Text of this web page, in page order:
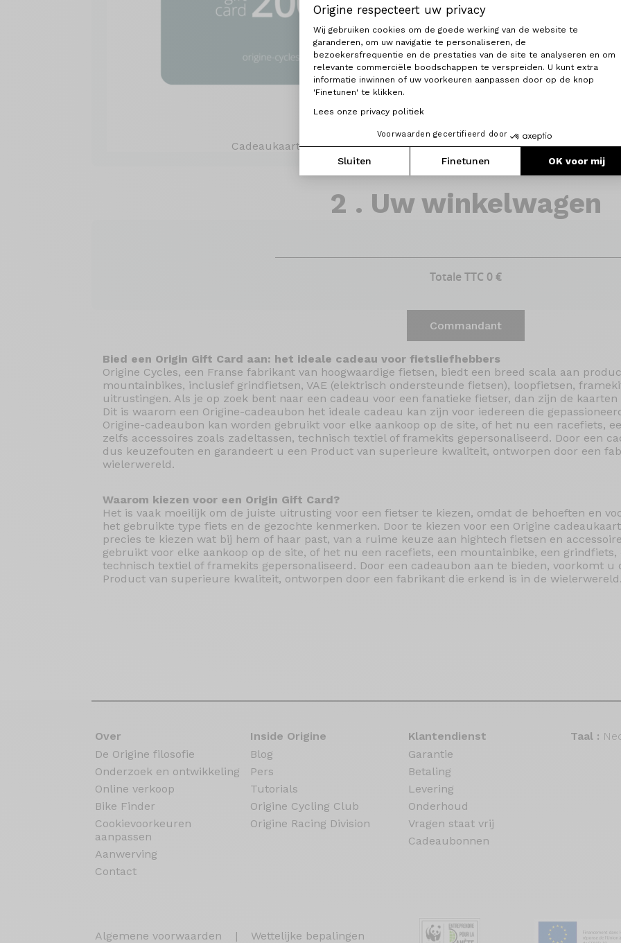
Origine respecteert uw privacy
Toestemmingsbeheerplatform:
Wij gebruiken cookies om de goede werking van de website te
garanderen, om uw navigatie te personaliseren, de
bezoekersfrequentie en de prestaties van de site te analyseren en om
relevante commerciële boodschappen te verspreiden. U kunt extra
informatie inwinnen of uw voorkeuren aanpassen door op de knop
'Finetunen' te klikken.
Lees onze privacy politiek
Voorwaarden gecertifieerd door
Sluiten Finetunen OK voor mij
Axeptio consent
Cadeaukaart 200 €
2 . Uw winkelwagen
Totale TTC 0 €
Commandant
Bied een Origin Gift Card aan: het ideale cadeau voor fietsliefhebbers
Origine Cycles, een Franse fabrikant van hoogwaardige fietsen, biedt een breed scala aan
mountainbikes, inclusief grindfietsen, VAE (elektrisch ondersteunde fietsen), loopfietsen,
uitrustingen. Als je op zoek bent naar een cadeau voor een fanatieke fietser, dan zijn de
Dit is waarom een ​​Origine-cadeaubon het ideale cadeau kan zijn voor iedereen die
Origine-cadeaubon kan worden gebruikt voor elke aankoop op de site, of het nu een racefiets,
zelfs accessoires zoals zadeltassen, technisch textiel of framekits gepersonaliseerd. Door een
dus keuzefouten en garandeert u een Product van superieure kwaliteit, ontworpen door een
wielerwereld.
Waarom kiezen voor een Origin Gift Card?
Het is vaak moeilijk om de juiste uitrusting voor een fietser te kiezen, omdat de behoeften en
het gebruikte type fiets en de gezochte kenmerken. Door te kiezen voor een Origine
precies te kiezen wat bij hem of haar past, van a ruime keuze aan hightech fietsen en
gebruikt voor elke aankoop op de site, of het nu een racefiets, een mountainbike, een grindfiets,
technisch textiel of framekits gepersonaliseerd. Door een cadeaubon aan te bieden, voorkomt
Product van superieure kwaliteit, ontworpen door een fabrikant die erkend is in de wielerwereld.
Over
De Origine filosofie
Onderzoek en ontwikkeling
Online verkoop
Bike Finder
Cookievoorkeuren
aanpassen
Aanwerving
Contact
Inside Origine
Blog
Pers
Tutorials
Origine Cycling Club
Origine Racing Division
Klantendienst
Garantie
Betaling
Levering
Onderhoud
Vragen staat vrij
Cadeaubonnen
Taal :
Algemene voorwaarden | Wettelijke bepalingen